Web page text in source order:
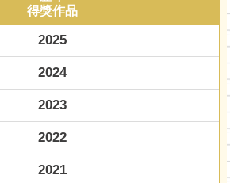
得獎作品
2025
2024
2023
2022
2021